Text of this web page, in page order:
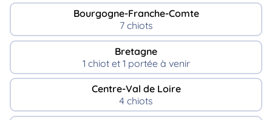
Bourgogne-Franche-Comte
7 chiots
Bretagne
1 chiot et 1 portée à venir
Centre-Val de Loire
4 chiots